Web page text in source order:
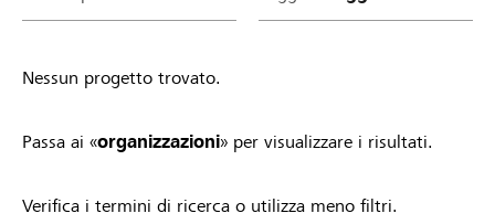
Nessun progetto trovato.
Passa ai «organizzazioni» per visualizzare i risultati.
Verifica i termini di ricerca o utilizza meno filtri.